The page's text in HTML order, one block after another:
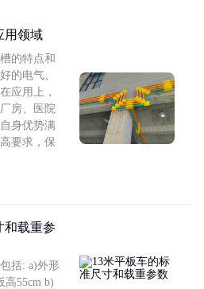
用领域
的特点和
的电气、
应用上，
房、医院
身优势满
要求，保
和载重参
括: a)外形
高55cm b)